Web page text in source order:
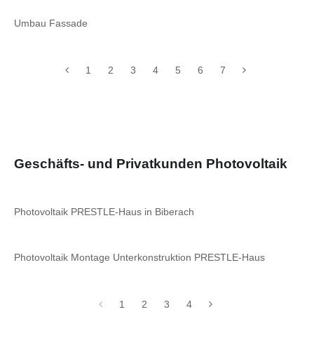
Umbau Fassade
1 2 3 4 5 6 7
Geschäfts- und Privatkunden Photovoltaik
Photovoltaik PRESTLE-Haus in Biberach
Photovoltaik Montage Unterkonstruktion PRESTLE-Haus
1 2 3 4